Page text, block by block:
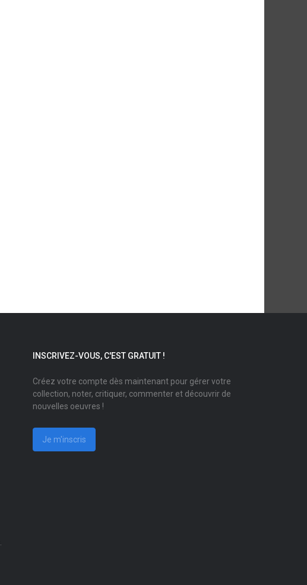
INSCRIVEZ-VOUS, C'EST GRATUIT !
Créez votre compte dès maintenant pour gérer votre
collection, noter, critiquer, commenter et découvrir de
nouvelles oeuvres !
Je m'inscris